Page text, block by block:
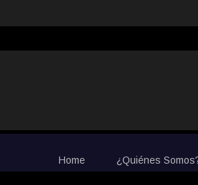
Home ¿Quiénes